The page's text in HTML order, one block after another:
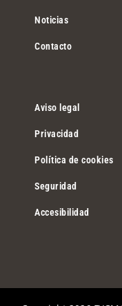
Noticias
Contacto
Aviso legal
Privacidad
Política de cookies
Seguridad
Accesibilidad